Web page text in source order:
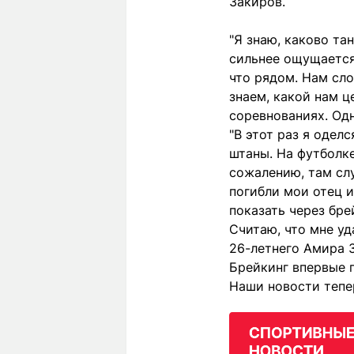
"Я знаю, каково
сильнее
что рядом. Нам
знаем, какой нам
соревнованиях.
"В этот раз я
штаны. На
сожалению, там
погибли мои отец
показать через
Считаю, что мне
26-летнего Амира
Брейкинг впервые
Наши новости